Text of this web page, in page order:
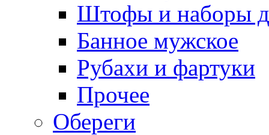
Штофы и наборы
Банное мужское
Рубахи и фартуки
Прочее
Обереги